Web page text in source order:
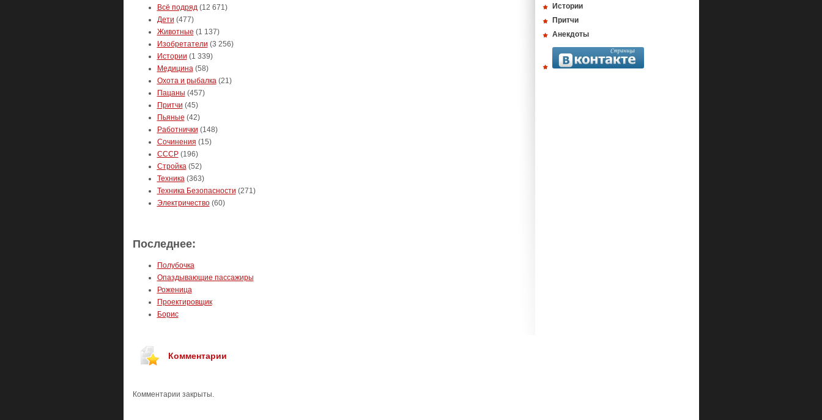
Всё подряд(12 671)
Дети (477)
Животные (1 137)
Изобретатели (3 256)
Истории (1 339)
Медицина(58)
Охота и рыбалка(21)
Пацаны (457)
Притчи (45)
Пьяные (42)
Работнички (148)
Сочинения (15)
СССР(196)
Стройка(52)
Техника(363)
Техника Безопасности (271)
Электричество(60)
Последнее:
Полубочка
Опаздывающие пассажиры
Роженица
Проектировщик
Борис
Комментарии
Комментарии закрыты.
Истории
Притчи
Анекдоты